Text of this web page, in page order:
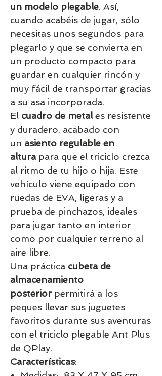
un modelo plegable. Así,
cuando acabéis de jugar, sólo
necesitas unos segundos para
plegarlo y que se convierta en
un producto compacto para
guardar en cualquier rincón y
muy fácil de transportar gracias
a su asa incorporada.
El cuadro de metales resistente
y duradero, acabado con
un asiento regulable en
alturapara que el triciclo crezca
al ritmo de tu hijo o hija. Este
vehículo viene equipado con
ruedas de EVA, ligeras y a
prueba de pinchazos, ideales
para jugar tanto en interior
como por cualquier terreno al
aire libre.
Una práctica cubeta de
almacenamiento
posteriorpermitirá a los
peques llevar sus juguetes
favoritos durante sus aventuras
con el triciclo plegable Ant Plus
de QPlay.
Características: